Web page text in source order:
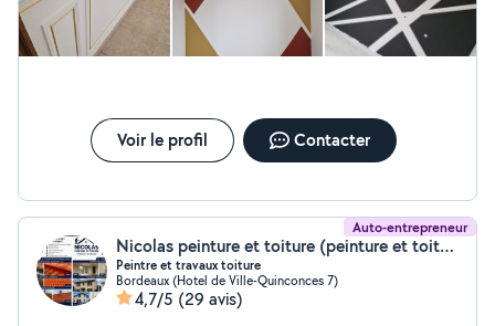
ans d'expérience depuis 2012 au service le plus
rapidement possible à vos besoins de vos projets de
peinture intérieur/extérieur, ravalement de façades et
venant de chez Unikalo qui rend une finition impeccable
et durable en vous laissant un chez vous propre et
évacuer
Voir le profil Contacter
Auto-entrepreneur
Nicolas peinture et toiture (peinture et toiture)
Peintre et travaux toiture
Bordeaux (Hotel de Ville-Quinconces 7)
4,7/5 (29 avis)